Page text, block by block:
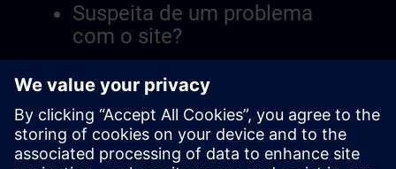
Suspeita de um problema
com o site?
Relatar a questão